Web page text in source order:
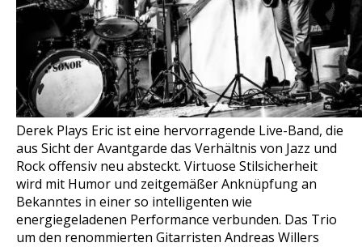
Derek Plays Eric ist eine hervorragende Live-Band, die
aus Sicht der Avantgarde das Verhältnis von Jazz und
Rock offensiv neu absteckt. Virtuose Stilsicherheit
wird mit Humor und zeitgemäßer Anknüpfung an
Bekanntes in einer so intelligenten wie
energiegeladenen Performance verbunden. Das Trio
um den renommierten Gitarristen Andreas Willers